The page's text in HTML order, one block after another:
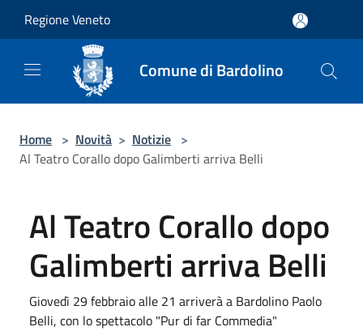
Regione Veneto
Comune di Bardolino
Home > Novità > Notizie >
Al Teatro Corallo dopo Galimberti arriva Belli
Al Teatro Corallo dopo
Galimberti arriva Belli
Giovedì 29 febbraio alle 21 arriverà a Bardolino Paolo
Belli, con lo spettacolo "Pur di far Commedia"